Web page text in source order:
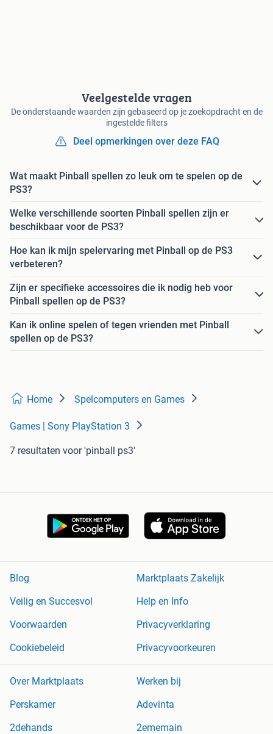
Veelgestelde vragen
De onderstaande waarden zijn gebaseerd op je zoekopdracht en de
ingestelde filters
Deel opmerkingen over deze FAQ
Wat maakt Pinball spellen zo leuk om te spelen op de
PS3?
Welke verschillende soorten Pinball spellen zijn er
beschikbaar voor de PS3?
Hoe kan ik mijn spelervaring met Pinball op de PS3
verbeteren?
Zijn er specifieke accessoires die ik nodig heb voor
Pinball spellen op de PS3?
Kan ik online spelen of tegen vrienden met Pinball
spellen op de PS3?
Home Spelcomputers en Games
Games | Sony PlayStation 3
7 resultaten voor 'pinball ps3'
Blog
Marktplaats Zakelijk
Veilig en Succesvol
Help en Info
Voorwaarden
Privacyverklaring
Cookiebeleid
Privacyvoorkeuren
Over Marktplaats
Werken bij
Perskamer
Adevinta
2dehands
2ememain